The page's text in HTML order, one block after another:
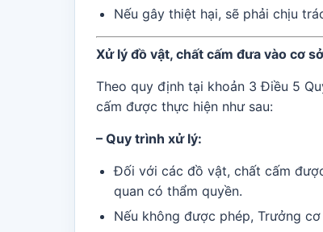
Nếu gây thiệt hại, sẽ phải chịu
Xử lý đồ vật, chất cấm đưa vào cơ
Theo quy định tại khoản 3 Điều 5
cấm được thực hiện như sau:
– Quy trình xử lý:
Đối với các đồ vật, chất cấm
quan có thẩm quyền.
Nếu không được phép, Trưởng